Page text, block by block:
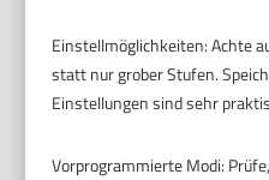
Einstellmöglichkeiten: Achte
statt nur grober Stufen.
Einstellungen sind sehr
Vorprogrammierte Modi: